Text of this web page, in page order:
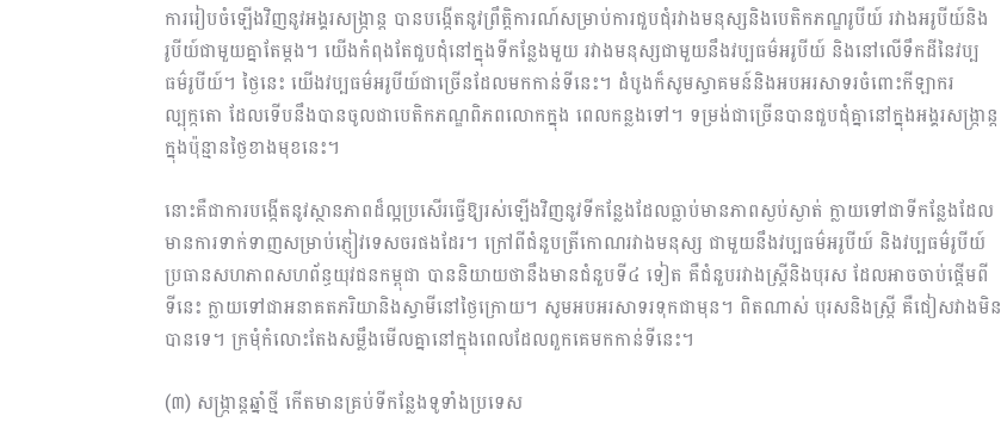
ការរៀបចំឡើងវិញនូវអង្គរសង្រ្កាន្ត បានបង្កើតនូវព្រឹត្តិការណ៍សម្រាប់ការជួបជុំរវាងមនុស្សនិងបេតិកភណ្ឌរូបីយ៍ រវាងអរូបីយ៍និង
រូបីយ៍ជាមួយគ្នាតែម្ដង។ យើងកំពុងតែជួបជុំនៅក្នុងទីកន្លែងមួយ រវាងមនុស្សជាមួយនឹងវប្បធម៌អរូបីយ៍ និងនៅលើទឹកដីនៃវប្ប
ធម៌រូបីយ៍។ ថ្ងៃនេះ យើងវប្បធម៌អរូបីយ៍ជាច្រើនដែលមកកាន់ទីនេះ។ ដំបូងក៏សូមស្វាគមន៍និងអបអរសាទរចំពោះកីឡាករ
ល្បុក្កតោ ដែលទើបនឹងបានចូលជាបេតិកភណ្ឌពិភពលោកក្នុង ពេលកន្លងទៅ។ ទម្រង់ជាច្រើនបានជួបជុំគ្នានៅក្នុងអង្គរសង្រ្កាន្ត
ក្នុងប៉ុន្មានថ្ងៃខាងមុខនេះ។
នោះគឺជាការបង្កើតនូវស្ថានភាពដ៏ល្អប្រសើរធ្វើឱ្យរស់ឡើងវិញនូវទីកន្លែងដែលធ្លាប់មានភាពស្ងប់ស្ងាត់ ក្លាយទៅជាទីកន្លែងដែល
មានការទាក់ទាញសម្រាប់ភ្ញៀវទេសចរផងដែរ។ ក្រៅពីជំនួបត្រីកោណរវាងមនុស្ស ជាមួយនឹងវប្បធម៌អរូបីយ៍ និងវប្បធម៌រូបីយ៍
ប្រធានសហភាពសហព័ន្ធយុវជនកម្ពុជា បាននិយាយថានឹងមានជំនួបទី៤ ទៀត គឺជំនួបរវាងស្ដ្រីនិងបុរស ដែលអាចចាប់ផ្ដើមពី
ទីនេះ ក្លាយទៅជាអនាគតភរិយានិងស្វាមីនៅថ្ងៃក្រោយ។ សូមអបអរសាទរទុកជាមុន។ ពិតណាស់ បុរសនិងស្ដ្រី គឺជៀសវាងមិន
បានទេ។ ក្រមុំកំលោះតែងសម្លឹងមើលគ្នានៅក្នុងពេលដែលពួកគេមកកាន់ទីនេះ។
(៣) សង្រ្កាន្តឆ្នាំថ្មី កើតមានគ្រប់ទីកន្លែងទូទាំងប្រទេស